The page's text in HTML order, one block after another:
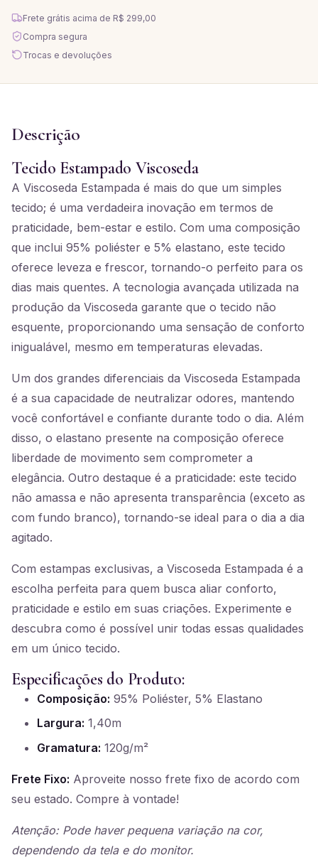
Frete grátis acima de R$ 299,00
Compra segura
Trocas e devoluções
Descrição
Tecido Estampado Viscoseda
A Viscoseda Estampada é mais do que um simples
tecido; é uma verdadeira inovação em termos de
praticidade, bem-estar e estilo. Com uma composição
que inclui 95% poliéster e 5% elastano, este tecido
oferece leveza e frescor, tornando-o perfeito para os
dias mais quentes. A tecnologia avançada utilizada na
produção da Viscoseda garante que o tecido não
esquente, proporcionando uma sensação de conforto
inigualável, mesmo em temperaturas elevadas.
Um dos grandes diferenciais da Viscoseda Estampada
é a sua capacidade de neutralizar odores, mantendo
você confortável e confiante durante todo o dia. Além
disso, o elastano presente na composição oferece
liberdade de movimento sem comprometer a
elegância. Outro destaque é a praticidade: este tecido
não amassa e não apresenta transparência (exceto as
com fundo branco), tornando-se ideal para o dia a dia
agitado.
Com estampas exclusivas, a Viscoseda Estampada é a
escolha perfeita para quem busca aliar conforto,
praticidade e estilo em suas criações. Experimente e
descubra como é possível unir todas essas qualidades
em um único tecido.
Especificações do Produto:
Composição: 95% Poliéster, 5% Elastano
Largura: 1,40m
Gramatura: 120g/m²
Frete Fixo: Aproveite nosso frete fixo de acordo com
seu estado. Compre à vontade!
Atenção: Pode haver pequena variação na cor,
dependendo da tela e do monitor.